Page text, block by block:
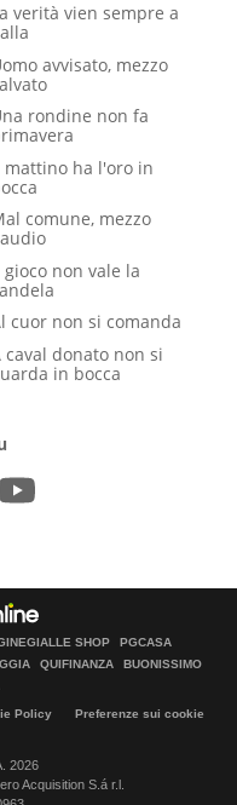
verità vien sempre a
avvisato, mezzo
rondine non fa
mattino ha l'oro in
comune, mezzo
gioco non vale la
cuor non si comanda
caval donato non si
in bocca
SHOP
PGCASA
QUIFINANZA
BUONISSIMO
Policy
Preferenze sui cookie
2026
Acquisition S.á r.l.